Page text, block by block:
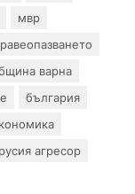
мвр
варна
българия
русия агресор